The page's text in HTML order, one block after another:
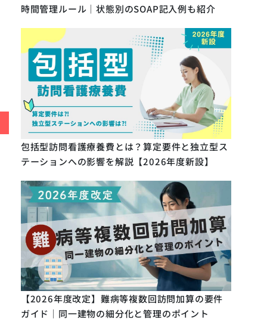
時間管理ルール｜状態別のSOAP記入例も紹介
包括型訪問看護療養費とは？算定要件と独立型ス
テーションへの影響を解説【2026年度新設】
【2026年度改定】難病等複数回訪問加算の要件
ガイド｜同一建物の細分化と管理のポイント